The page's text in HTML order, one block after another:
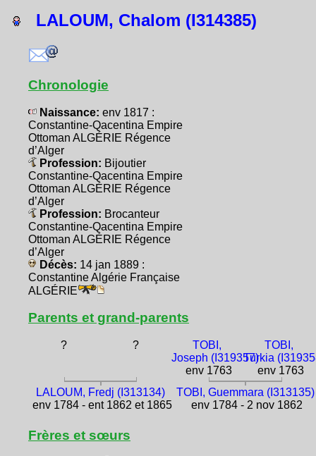
LALOUM, Chalom (I314385)
Chronologie
Naissance: env 1817 :
Constantine-Qacentina Empire
Ottoman ALGÉRIE Régence
d’Alger
Profession: Bijoutier
Constantine-Qacentina Empire
Ottoman ALGÉRIE Régence
d’Alger
Profession: Brocanteur
Constantine-Qacentina Empire
Ottoman ALGÉRIE Régence
d’Alger
Décès: 14 jan 1889 :
Constantine Algérie Française
ALGÉRIE
Parents et grand-parents
? ?
TOBI,
Joseph (I319357)
env 1763
TOBI,
Turkia
env 1763
LALOUM, Fredj (I313134)
env 1784 - ent 1862 et 1865
TOBI, Guemmara (I313135)
env 1784 - 2 nov 1862
Frères et sœurs